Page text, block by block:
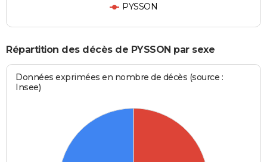
PYSSON
Répartition des décès de PYSSON par sexe
Données exprimées en nombre de décès (source :
Insee)